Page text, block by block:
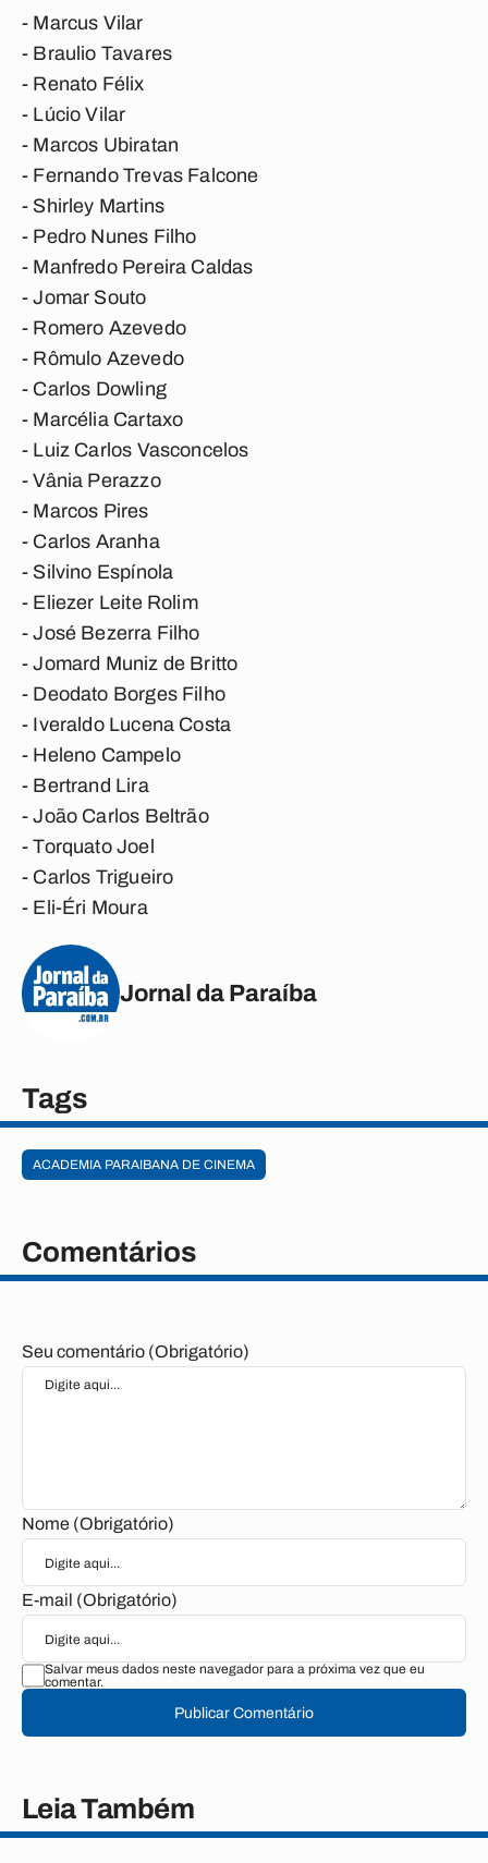
- Marcus Vilar
- Braulio Tavares
- Renato Félix
- Lúcio Vilar
- Marcos Ubiratan
- Fernando Trevas Falcone
- Shirley Martins
- Pedro Nunes Filho
- Manfredo Pereira Caldas
- Jomar Souto
- Romero Azevedo
- Rômulo Azevedo
- Carlos Dowling
- Marcélia Cartaxo
- Luiz Carlos Vasconcelos
- Vânia Perazzo
- Marcos Pires
- Carlos Aranha
- Silvino Espínola
- Eliezer Leite Rolim
- José Bezerra Filho
- Jomard Muniz de Britto
- Deodato Borges Filho
- Iveraldo Lucena Costa
- Heleno Campelo
- Bertrand Lira
- João Carlos Beltrão
- Torquato Joel
- Carlos Trigueiro
- Eli-Éri Moura
Jornal da Paraíba
Tags
ACADEMIA PARAIBANA DE CINEMA
Comentários
Seu comentário (Obrigatório)
Nome (Obrigatório)
E-mail (Obrigatório)
Salvar meus dados neste navegador para a próxima vez que eu
comentar.
Publicar Comentário
Leia Também